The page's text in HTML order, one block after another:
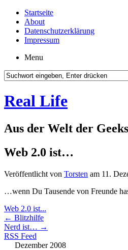
Startseite
About
Datenschutzerklärung
Impressum
Menu
Real Life
Aus der Welt der
Web 2.0 ist…
Veröffentlicht von Torsten am 11.
…wenn Du Tausende von Freunde
Web 2.0 ist...
← Blitzhilfe
Nerd ist… →
RSS Feed
Dezember 2008